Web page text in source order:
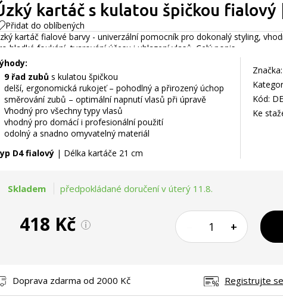
kartáč s kulatou špičkou fialový
Přidat do oblíbených
kartáč fialové barvy - univerzální pomocník pro dokonalý styling,
hladké foukání, tvarování účesu i uhlazení vlasů. Celý popis
9 řad zubů s kulatou špičkou
delší, ergonomická rukojeť – pohodlný a přirozený úchop
směrování zubů – optimální napnutí vlasů při úpravě
Vhodný pro všechny typy vlasů
vhodný pro domácí i profesionální použití
odolný a snadno omyvatelný materiál
D4 fialový | Délka kartáče 21 cm
Značka:
Kód:
Ke
Skladem předpokládané doručení v úterý 11.8.
418 Kč +
Doprava zdarma od 2000 Kč Registrujte se